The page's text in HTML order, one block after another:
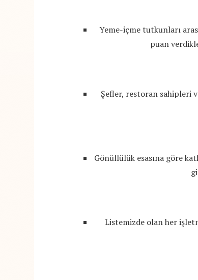
Yeme-içme tutkunları
puan
Şefler, restoran sahipleri
Gönüllülük esasına göre
Listemizde olan her